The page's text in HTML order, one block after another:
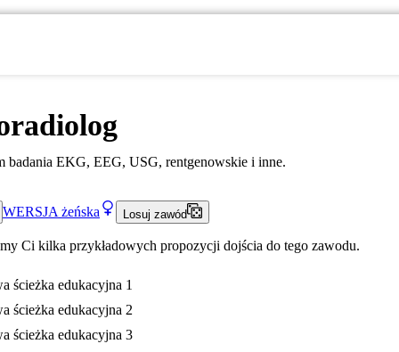
badania EKG, EEG, USG, rentgenowskie i inne.
WERSJA żeńska Losuj zawód
Ci kilka przykładowych propozycji dojścia do tego zawodu.
ścieżka edukacyjna 1
ścieżka edukacyjna 2
ścieżka edukacyjna 3